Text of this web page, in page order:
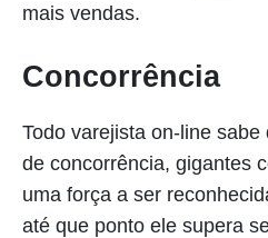
mais vendas.
Concorrência
Todo varejista on-line
de concorrência, gigantes
uma força a ser
até que ponto ele supera